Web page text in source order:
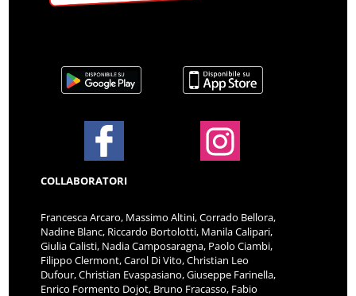
COLLABORATORI
Francesca Arcaro, Massimo Altini, Corrado Bellora,
Nadine Blanc, Riccardo Bortolotti, Manila Calipari,
Giulia Calisti, Nadia Camposaragna, Paolo Ciambi,
Filippo Clermont, Carol Di Vito, Christian Leo
Dufour, Christian Evaspasiano, Giuseppe Farinella,
Enrico Formento Dojot, Bruno Fracasso, Fabio